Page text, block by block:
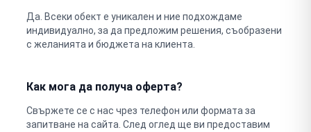
Да. Всеки обект е уникален и ние подхождаме
индивидуално, за да предложим решения, съобразени
с желанията и бюджета на клиента.
Как мога да получа оферта?
Свържете се с нас чрез телефон или формата за
запитване на сайта. След оглед ще ви предоставим